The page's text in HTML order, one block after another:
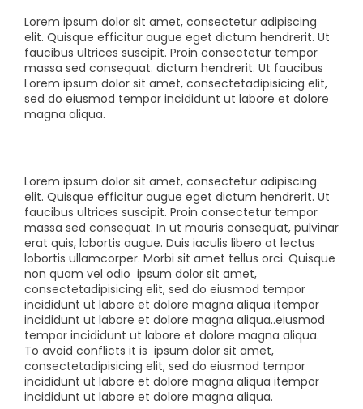
Lorem ipsum dolor sit amet, consectetur adipiscing
elit. Quisque efficitur augue eget dictum hendrerit. Ut
faucibus ultrices suscipit. Proin consectetur tempor
massa sed consequat. dictum hendrerit. Ut faucibus
Lorem ipsum dolor sit amet, consectetadipisicing elit,
sed do eiusmod tempor incididunt ut labore et dolore
magna aliqua.
Lorem ipsum dolor sit amet, consectetur adipiscing
elit. Quisque efficitur augue eget dictum hendrerit. Ut
faucibus ultrices suscipit. Proin consectetur tempor
massa sed consequat. In ut mauris consequat, pulvinar
erat quis, lobortis augue. Duis iaculis libero at lectus
lobortis ullamcorper. Morbi sit amet tellus orci. Quisque
non quam vel odio ipsum dolor sit amet,
consectetadipisicing elit, sed do eiusmod tempor
incididunt ut labore et dolore magna aliqua itempor
incididunt ut labore et dolore magna aliqua..eiusmod
tempor incididunt ut labore et dolore magna aliqua.
To avoid conflicts it is ipsum dolor sit amet,
consectetadipisicing elit, sed do eiusmod tempor
incididunt ut labore et dolore magna aliqua itempor
incididunt ut labore et dolore magna aliqua.